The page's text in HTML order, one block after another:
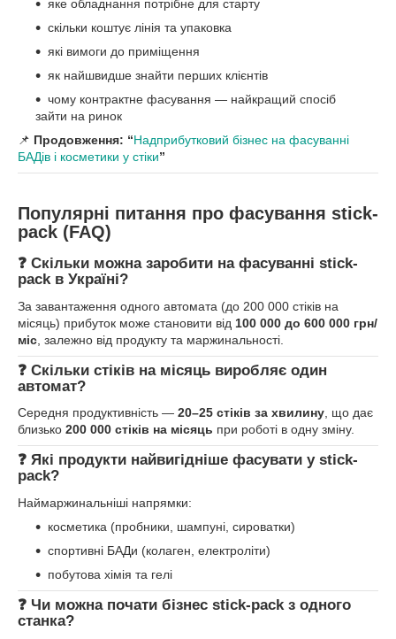
яке обладнання потрібне для старту
скільки коштує лінія та упаковка
які вимоги до приміщення
як найшвидше знайти перших клієнтів
чому контрактне фасування — найкращий спосіб
зайти на ринок
📌 Продовження: “Надприбутковий бізнес на фасуванні
БАДів і косметики у стіки”
Популярні питання про фасування stick-
pack (FAQ)
❓ Скільки можна заробити на фасуванні stick-
pack в Україні?
За завантаження одного автомата (до 200 000 стіків на
місяць) прибуток може становити від 100 000 до 600 000 грн/
міс , залежно від продукту та маржинальності.
❓ Скільки стіків на місяць виробляє один
автомат?
Середня продуктивність — 20–25 стіків за хвилину, що дає
близько 200 000 стіків на місяць при роботі в одну зміну.
❓ Які продукти найвигідніше фасувати у stick-
pack?
Наймаржинальніші напрямки:
косметика (пробники, шампуні, сироватки)
спортивні БАДи (колаген, електроліти)
побутова хімія та гелі
❓ Чи можна почати бізнес stick-pack з одного
станка?